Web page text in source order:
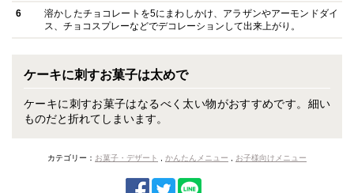
6
溶かしたチョコレートを5にまわしかけ、アラザンやアーモンドダイ
ス、チョコスプレーなどでデコレーションして出来上がり。
ケーキに刺すお菓子は太めで
ケーキに刺すお菓子はなるべく太い物がおすすめです。細い
ものだと折れてしまいます。
カテゴリー： お菓子・デザート かんたんメニュー お子様向けメニュー